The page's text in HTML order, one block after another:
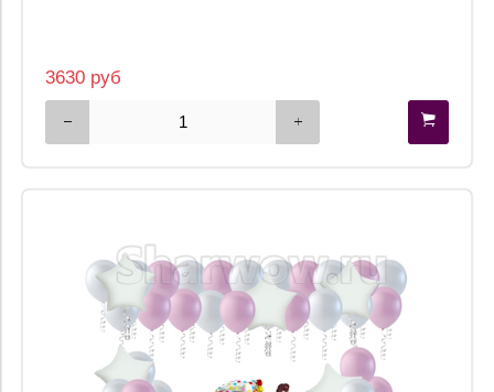
3630 руб